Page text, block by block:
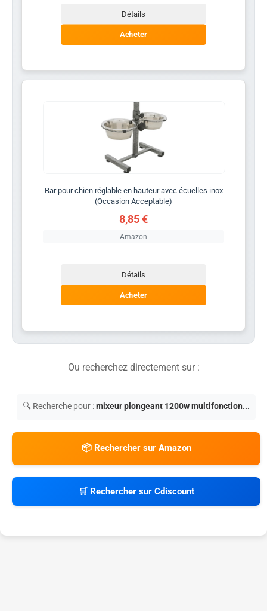
Détails
Acheter
Bar pour chien réglable en hauteur avec écuelles inox
(Occasion Acceptable)
8,85 €
Amazon
Détails
Acheter
Ou recherchez directement sur :
🔍 Recherche pour :mixeur plongeant 1200w multifonction...
📦 Rechercher sur Amazon
🛒 Rechercher sur Cdiscount